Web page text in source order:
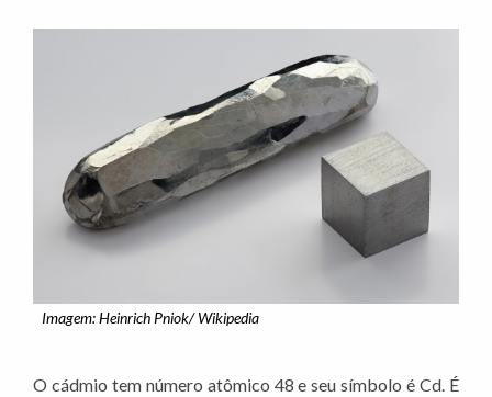
Imagem: Heinrich Pniok/ Wikipedia
O cádmio tem número atômico 48 e seu símbolo é Cd. É